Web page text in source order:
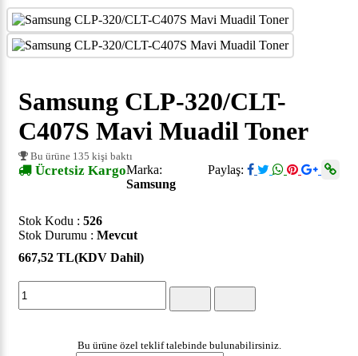
Samsung CLP-320/CLT-
C407S Mavi Muadil Toner
Bu ürüne 135 kişi baktı
Ücretsiz Kargo Paylaş:
Marka:
Samsung
Stok Kodu : 526
Stok Durumu : Mevcut
667,52 TL(KDV Dahil)
Bu ürüne özel teklif talebinde bulunabilirsiniz.